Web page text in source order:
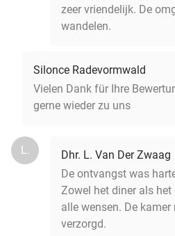
zeer vriendelijk. De
wandelen.
Silonce Radevormwald
Vielen Dank für Ihre
gerne wieder zu uns
L.
Dhr. L. Van Der Zwaag
De ontvangst was
Zowel het diner als
alle wensen. De kamer
verzorgd.